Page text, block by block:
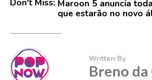
Maroon 5 anuncia
que estarão no novo
Written By
Breno da